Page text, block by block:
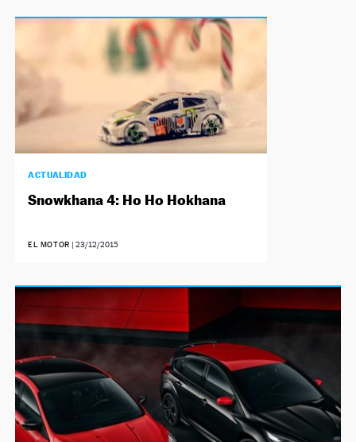
ACTUALIDAD
Snowkhana 4: Ho Ho Hokhana
EL MOTOR | 23/12/2015